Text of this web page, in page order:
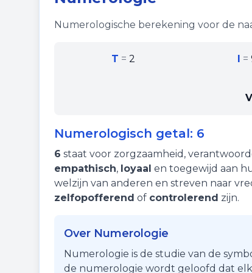
Numerologische berekening voor de
T =2 I =
Numerologisch getal: 6
6 staat voor zorgzaamheid ,
empathisch, loyaal en toegewijd aan
welzijn van anderen en streven naar
zelfopofferend of controlerend zijn.
Over Numerologie
Numerologie is de studie van de
de numerologie wordt geloofd dat